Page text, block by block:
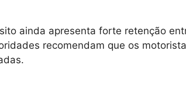
ainda apresenta forte retenção
recomendam que os